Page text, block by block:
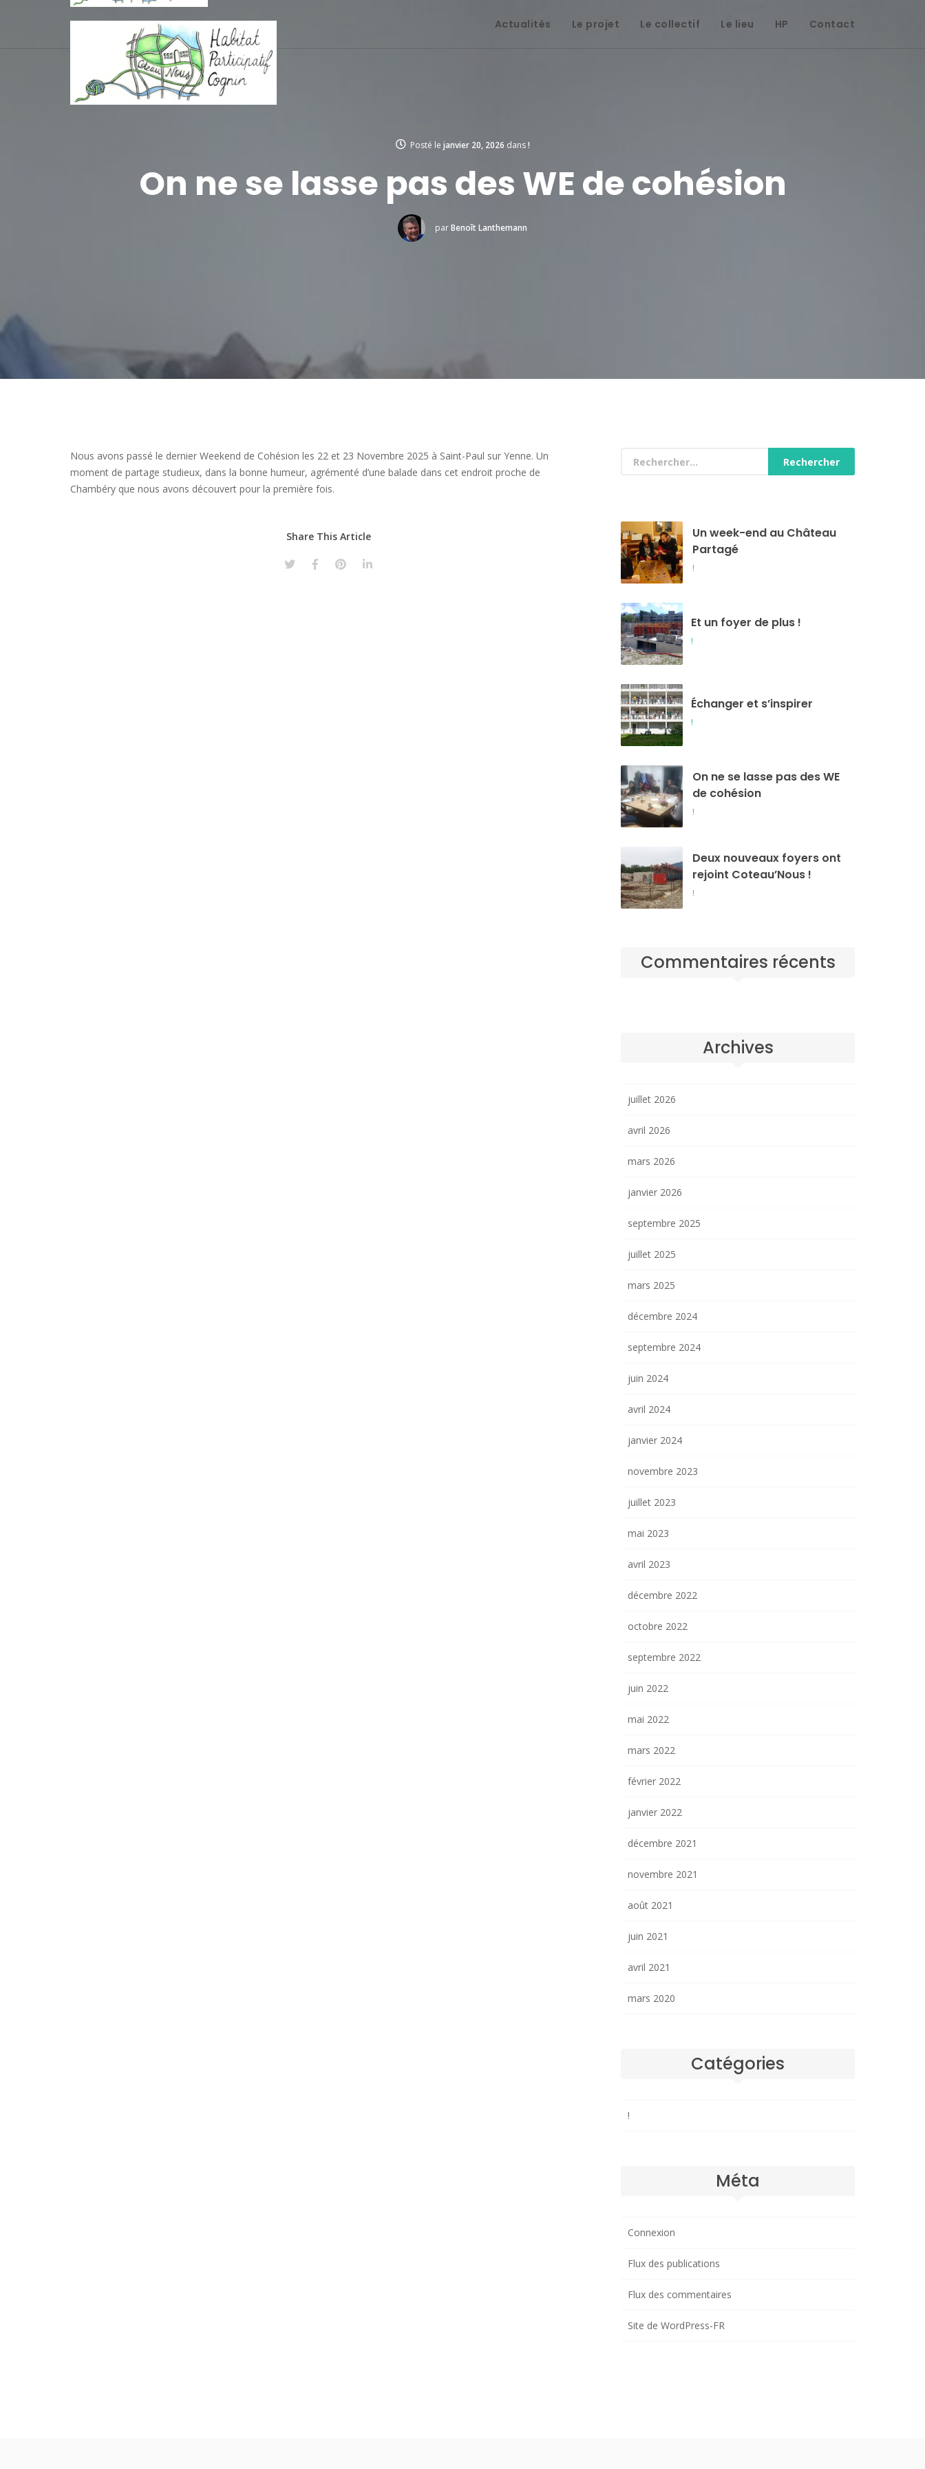
Actualités Le projet Le collectif Le lieu HP Contact
Posté le janvier 20, 2026 dans !
On ne se lasse pas des WE de cohésion
parBenoît Lanthemann
Nous avons passé le dernier Weekend de Cohésion les 22 et 23 Novembre 2025 à Saint-Paul sur Yenne. Un
moment de partage studieux, dans la bonne humeur, agrémenté d’une balade dans cet endroit proche de
Chambéry que nous avons découvert pour la première fois.
Share This Article
Un week-end au Château
Partagé
!
Et un foyer de plus !
!
Échanger et s’inspirer
!
On ne se lasse pas des WE
de cohésion
!
Deux nouveaux foyers ont
rejoint Coteau’Nous !
!
Commentaires récents
Archives
juillet 2026
avril 2026
mars 2026
janvier 2026
septembre 2025
juillet 2025
mars 2025
décembre 2024
septembre 2024
juin 2024
avril 2024
janvier 2024
novembre 2023
juillet 2023
mai 2023
avril 2023
décembre 2022
octobre 2022
septembre 2022
juin 2022
mai 2022
mars 2022
février 2022
janvier 2022
décembre 2021
novembre 2021
août 2021
juin 2021
avril 2021
mars 2020
Catégories
!
Méta
Connexion
Flux des publications
Flux des commentaires
Site de WordPress-FR